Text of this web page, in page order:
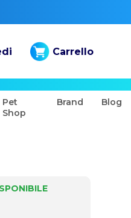
Carrello
Pet
Shop
Brand Blog